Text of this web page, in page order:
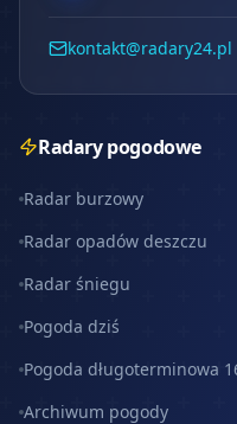
kontakt@radary24.pl
Radary pogodowe
Radar burzowy
Radar opadów deszczu
Radar śniegu
Pogoda dziś
Pogoda długoterminowa
Archiwum pogody